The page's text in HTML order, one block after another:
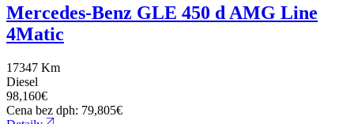
Asistent diaľkových svetiel
Mercedes-Benz GLE 450 d AMG Line
4Matic
17347 Km
Diesel
98,160€
Cena bez dph: 79,805€